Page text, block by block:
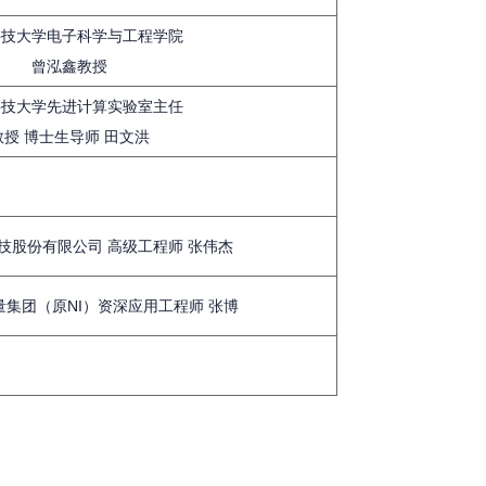
大学电子科学与工程学院
曾泓鑫教授
大学先进计算实验室主任
授 博士生导师 田文洪
股份有限公司 高级工程师 张伟杰
集团（原NI）资深应用工程师 张博